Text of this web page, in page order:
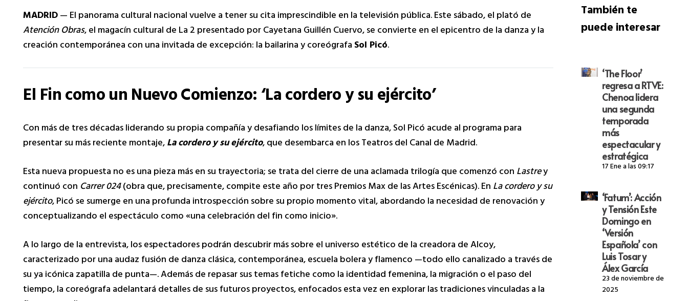
MADRID— El panorama cultural nacional vuelve a tener su cita imprescindible en la televisión pública. Este sábado, el plató de
Atención Obras, el magacín cultural de La 2 presentado por Cayetana Guillén Cuervo, se convierte en el epicentro de la danza y la
creación contemporánea con una invitada de excepción: la bailarina y coreógrafaSol Picó.
El Fin como un Nuevo Comienzo: ‘La cordero y su ejército’
Con más de tres décadas liderando su propia compañía y desafiando los límites de la danza, Sol Picó acude al programa para
presentar su más reciente montaje,La cordero y su ejército, que desembarca en los Teatros del Canal de Madrid.
Esta nueva propuesta no es una pieza más en su trayectoria; se trata del cierre de una aclamada trilogía que comenzó conLastrey
continuó con Carrer 024(obra que, precisamente, compite este año por tres Premios Max de las Artes Escénicas). EnLa cordero y su
ejército, Picó se sumerge en una profunda introspección sobre su propio momento vital, abordando la necesidad de renovación y
conceptualizando el espectáculo como «una celebración del fin como inicio».
A lo largo de la entrevista, los espectadores podrán descubrir más sobre el universo estético de la creadora de Alcoy,
caracterizado por una audaz fusión de danza clásica, contemporánea, escuela bolera y flamenco —todo ello canalizado a través de
su ya icónica zapatilla de punta—. Además de repasar sus temas fetiche como la identidad femenina, la migración o el paso del
tiempo, la coreógrafa adelantará detalles de sus futuros proyectos, enfocados esta vez en explorar las tradiciones vinculadas a la
También te
puede interesar
‘The Floor’
regresa a RTVE:
Chenoa lidera
una segunda
temporada
más
espectacular y
estratégica
17 Ene a las 09:17
‘Fatum’: Acción
y Tensión Este
Domingo en
‘Versión
Española’ con
Luis Tosar y
Álex García
23 de noviembre de
2025